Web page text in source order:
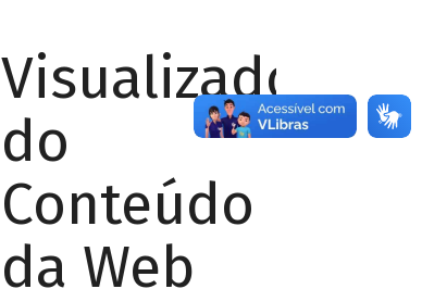
Visualizador
do
Conteúdo
da Web